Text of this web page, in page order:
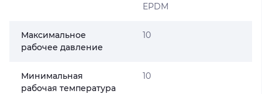
EPDM
Максимальное
рабочее давление
10
Минимальная
рабочая температура
10